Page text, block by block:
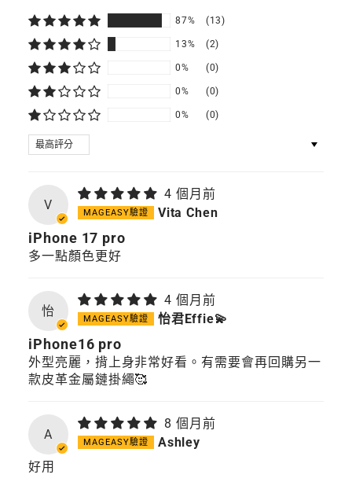
Android
87% (13)
13% (2)
0% (0)
0% (0)
0% (0)
SORT BY
V
4 個月前
Vita Chen
iPhone 17 pro
多一點顏色更好
怡
4 個月前
怡君Effie💫
iPhone16 pro
外型亮麗，揹上身非常好看。有需要會再回購另一
款皮革金屬鏈掛繩🥰
A
8 個月前
Ashley
好用